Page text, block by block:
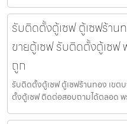
รับติดตั้งตู้เซฟ ตู้เซฟร้าน
ขายตู้เซฟ รับติดตั้งตู้เซฟ
ถูก
รับติดตั้งตู้เซฟ ตู้เซฟร้านทอง เขต
ตั้งตู้เซฟ ติดต่อสอบถามได้ตลอด พ